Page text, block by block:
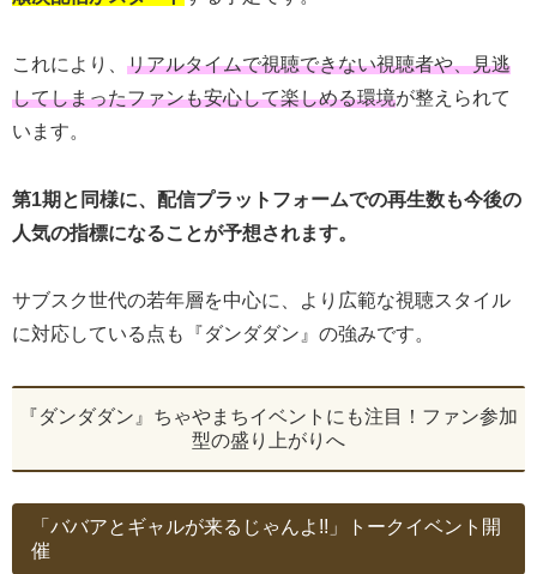
これにより、 リアルタイムで視聴できない視聴者や、見逃
してしまったファンも安心して楽しめる環境が整えられて
います。
第1期と同様に、配信プラットフォームでの再生数も今後の
人気の指標になることが予想されます。
サブスク世代の若年層を中心に、より広範な視聴スタイル
に対応している点も『ダンダダン』の強みです。
『ダンダダン』ちゃやまちイベントにも注目！ファン参加
型の盛り上がりへ
「ババアとギャルが来るじゃんよ!!」トークイベント開
催